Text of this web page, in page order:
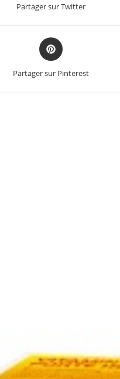
Partager sur Twitter
Partager sur Pinterest